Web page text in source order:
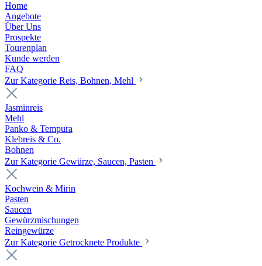
Home
Angebote
Über Uns
Prospekte
Tourenplan
Kunde werden
FAQ
Zur Kategorie Reis, Bohnen, Mehl
Jasminreis
Mehl
Panko & Tempura
Klebreis & Co.
Bohnen
Zur Kategorie Gewürze, Saucen, Pasten
Kochwein & Mirin
Pasten
Saucen
Gewürzmischungen
Reingewürze
Zur Kategorie Getrocknete Produkte